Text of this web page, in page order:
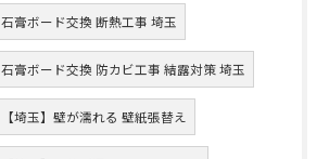
石膏ボード交換 断熱工事 埼玉
石膏ボード交換 防カビ工事 結露対策 埼玉
【埼玉】壁が濡れる 壁紙張替え